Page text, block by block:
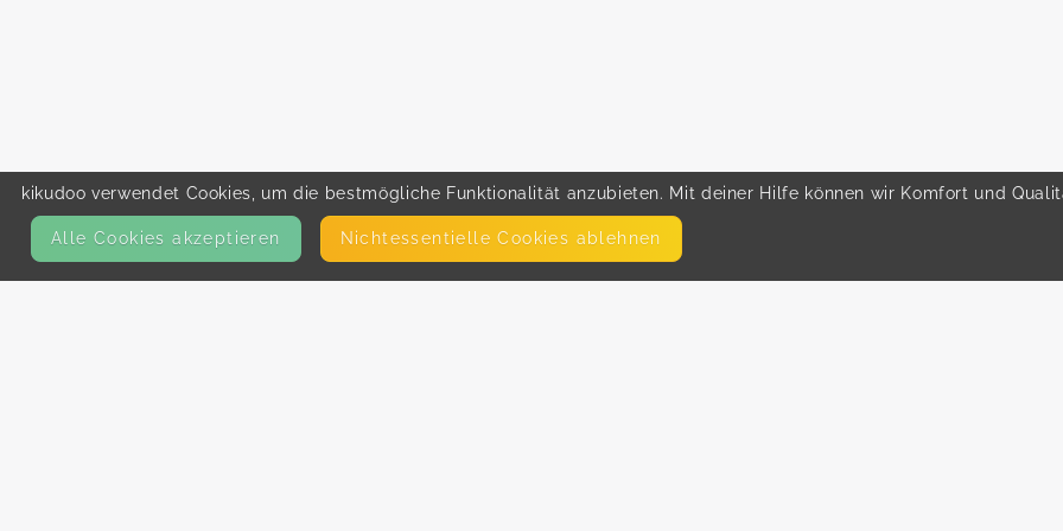
kikudoo verwendet Cookies, um die bestmögliche Funktionalität anzubieten. Mit deiner Hilfe können wir Komfort und
Alle Cookies akzeptieren Nicht­essentielle Cookies ablehnen